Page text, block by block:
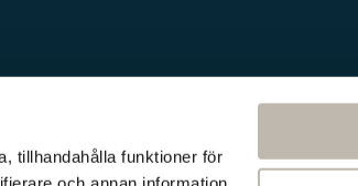
tillhandahålla funktioner för